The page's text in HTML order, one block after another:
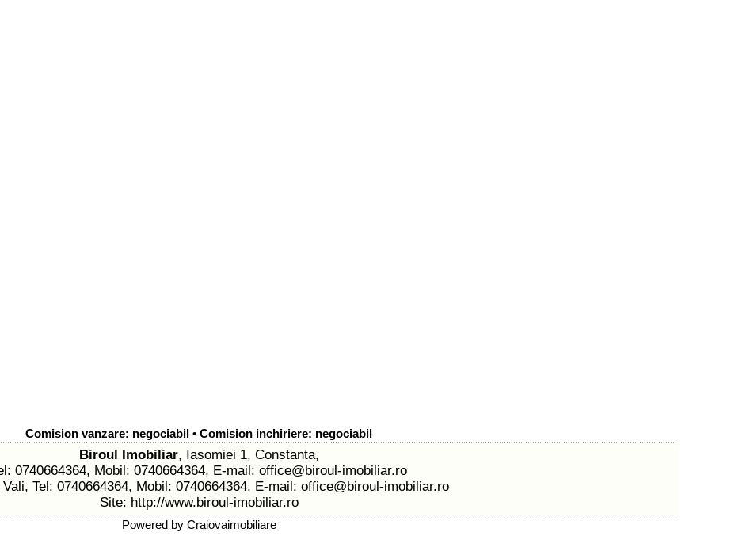
Comision vanzare: negociabil • Comision inchiriere: negociabil
Biroul Imobiliar, Iasomiei 1, Constanta,
0740664364, Mobil: 0740664364, E-mail: office@biroul-imobiliar.ro
Tel: 0740664364, Mobil: 0740664364, E-mail: office@biroul-imobiliar.ro
Site: http://www.biroul-imobiliar.ro
Powered by Craiovaimobiliare